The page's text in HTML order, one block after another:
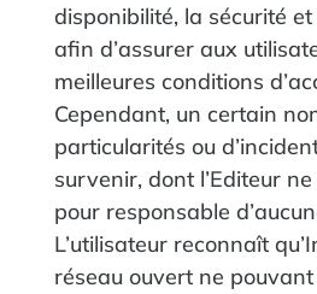
disponibilité, la sécurité
afin d’assurer aux
meilleures conditions
Cependant, un certain
particularités ou
survenir, dont l’Editeur
pour responsable
L’utilisateur reconnaît
réseau ouvert ne